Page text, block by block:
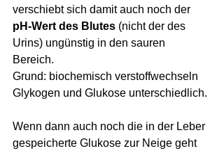
verschiebt sich damit auch noch der
pH-Wert des Blutes (nicht der des
Urins) ungünstig in den sauren
Bereich.
Grund: biochemisch verstoffwechseln
Glykogen und Glukose unterschiedlich.
Wenn dann auch noch die in der Leber
gespeicherte Glukose zur Neige geht